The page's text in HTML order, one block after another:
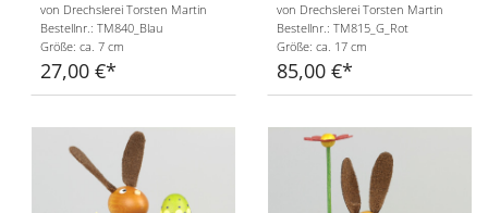
von Drechslerei Torsten Martin
Bestellnr.: TM840_Blau
Größe: ca. 7 cm
27,00 €
von Drechslerei Torsten Martin
Bestellnr.: TM815_G_Rot
Größe: ca. 17 cm
85,00 €